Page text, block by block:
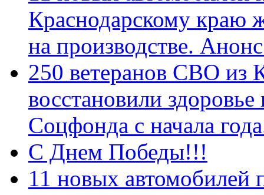
Краснодарскому краю
на производстве.
250 ветеранов СВО из
восстановили
Соцфонда с начала
С Днем Победы!!!
11 новых автомобилей